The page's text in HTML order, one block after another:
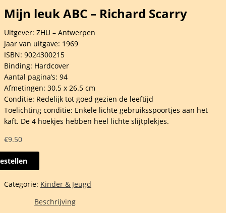
Mijn leuk ABC – Richard Scarry
Uitgever: ZHU – Antwerpen
Jaar van uitgave: 1969
ISBN: 9024300215
Binding: Hardcover
Aantal pagina’s: 94
Afmetingen: 30.5 x 26.5 cm
Conditie: Redelijk tot goed gezien de leeftijd
Toelichting conditie: Enkele lichte gebruiksspoortjes aan het
kaft. De 4 hoekjes hebben heel lichte slijtplekjes.
€9.50
Categorie: Kinder & Jeugd
Beschrijving